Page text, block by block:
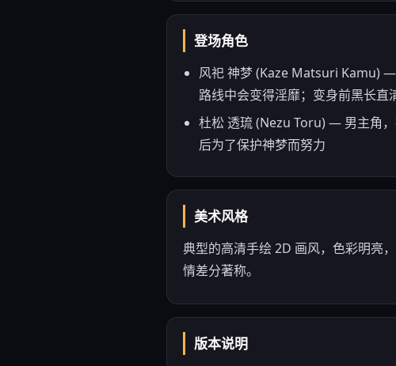
登场角色
风祀 神梦 (Kaze Matsuri Kamu) —
路线中会变得淫靡；变身前黑长
杜松 透琉 (Nezu Toru) — 男主角，
后为了保护神梦而努力
美术风格
典型的高清手绘 2D 画风，色彩明亮
情差分著称。
版本说明